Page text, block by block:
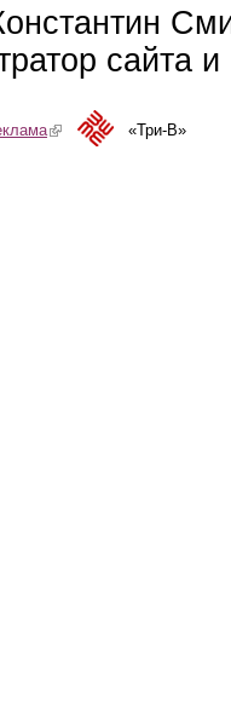
сайта
(link is external)«Три-В»